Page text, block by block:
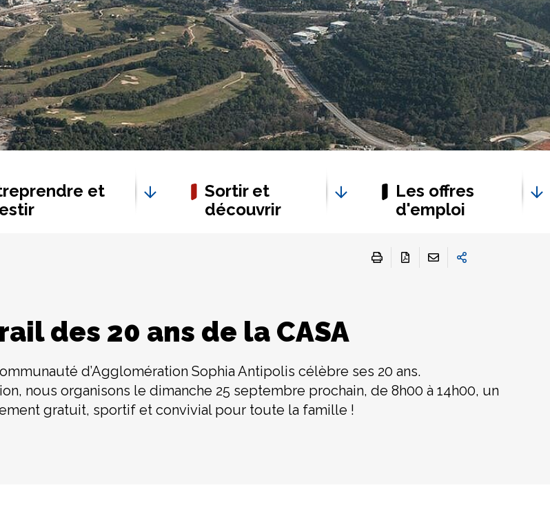
et
Sortir et
découvrir
Les offres
d'emploi
des 20 ans de la CASA
d’Agglomération Sophia Antipolis célèbre ses 20 ans.
nous organisons le dimanche 25 septembre prochain, de 8h00 à 14h00, un
gratuit, sportif et convivial pour toute la famille !